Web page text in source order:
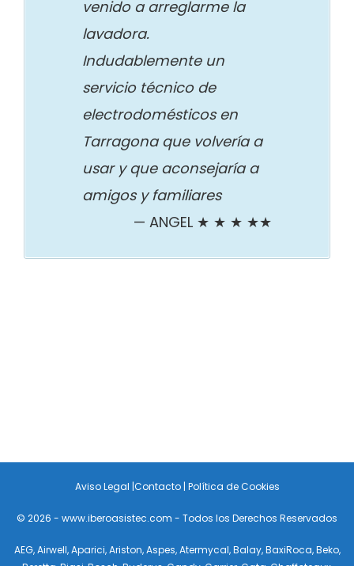
venido a arreglarme la
lavadora.
Indudablemente un
servicio técnico de
electrodomésticos en
Tarragona que volvería a
usar y que aconsejaría a
amigos y familiares
ANGEL ★ ★ ★ ★★
Aviso Legal |Contacto| Política de Cookies
© 2026 - www.iberoasistec.com - Todos los Derechos Reservados
AEG,Airwell,Aparici,Ariston,Aspes,Atermycal,Balay,BaxiRoca,Beko,